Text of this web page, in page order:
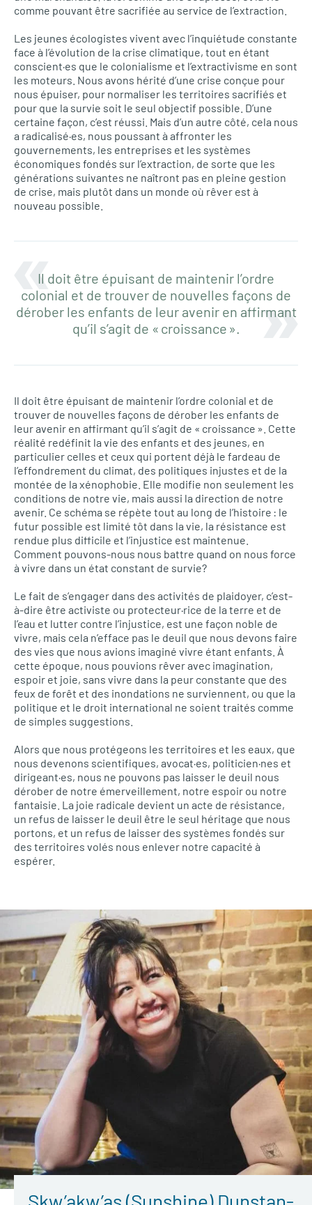
comme pouvant être sacrifiée au service de l’extraction.
Les jeunes écologistes vivent avec l’inquiétude constante
face à l’évolution de la crise climatique, tout en étant
conscient·es que le colonialisme et l’extractivisme en sont
les moteurs. Nous avons hérité d’une crise conçue pour
nous épuiser, pour normaliser les territoires sacrifiés et
pour que la survie soit le seul objectif possible. D’une
certaine façon, c’est réussi. Mais d’un autre côté, cela nous
a radicalisé·es, nous poussant à affronter les
gouvernements, les entreprises et les systèmes
économiques fondés sur l’extraction, de sorte que les
générations suivantes ne naîtront pas en pleine gestion
de crise, mais plutôt dans un monde où rêver est à
nouveau possible.
Il doit être épuisant de maintenir l’ordre
colonial et de trouver de nouvelles façons de
dérober les enfants de leur avenir en affirmant
qu’il s’agit de « croissance ».
Il doit être épuisant de maintenir l’ordre colonial et de
trouver de nouvelles façons de dérober les enfants de
leur avenir en affirmant qu’il s’agit de « croissance ». Cette
réalité redéfinit la vie des enfants et des jeunes, en
particulier celles et ceux qui portent déjà le fardeau de
l’effondrement du climat, des politiques injustes et de la
montée de la xénophobie. Elle modifie non seulement les
conditions de notre vie, mais aussi la direction de notre
avenir. Ce schéma se répète tout au long de l’histoire : le
futur possible est limité tôt dans la vie, la résistance est
rendue plus difficile et l’injustice est maintenue.
Comment pouvons-nous nous battre quand on nous force
à vivre dans un état constant de survie?
Le fait de s’engager dans des activités de plaidoyer, c’est-
à-dire être activiste ou protecteur·rice de la terre et de
l’eau et lutter contre l’injustice, est une façon noble de
vivre, mais cela n’efface pas le deuil que nous devons faire
des vies que nous avions imaginé vivre étant enfants. À
cette époque, nous pouvions rêver avec imagination,
espoir et joie, sans vivre dans la peur constante que des
feux de forêt et des inondations ne surviennent, ou que la
politique et le droit international ne soient traités comme
de simples suggestions.
Alors que nous protégeons les territoires et les eaux, que
nous devenons scientifiques, avocat·es, politicien·nes et
dirigeant·es, nous ne pouvons pas laisser le deuil nous
dérober de notre émerveillement, notre espoir ou notre
fantaisie. La joie radicale devient un acte de résistance,
un refus de laisser le deuil être le seul héritage que nous
portons, et un refus de laisser des systèmes fondés sur
des territoires volés nous enlever notre capacité à
espérer.